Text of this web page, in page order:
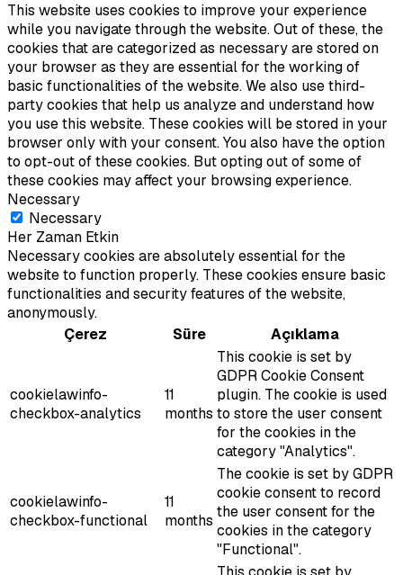
This website uses cookies to improve your experience
while you navigate through the website. Out of these, the
cookies that are categorized as necessary are stored on
your browser as they are essential for the working of
basic functionalities of the website. We also use third-
party cookies that help us analyze and understand how
you use this website. These cookies will be stored in your
browser only with your consent. You also have the option
to opt-out of these cookies. But opting out of some of
these cookies may affect your browsing experience.
Necessary
Necessary
Her Zaman Etkin
Necessary cookies are absolutely essential for the
website to function properly. These cookies ensure basic
functionalities and security features of the website,
anonymously.
Çerez
Süre Açıklama
cookielawinfo-
checkbox-analytics
11
months
This cookie is set by
GDPR Cookie Consent
plugin. The cookie is used
to store the user consent
for the cookies in the
category "Analytics".
cookielawinfo-
checkbox-functional
11
months
The cookie is set by GDPR
cookie consent to record
the user consent for the
cookies in the category
"Functional".